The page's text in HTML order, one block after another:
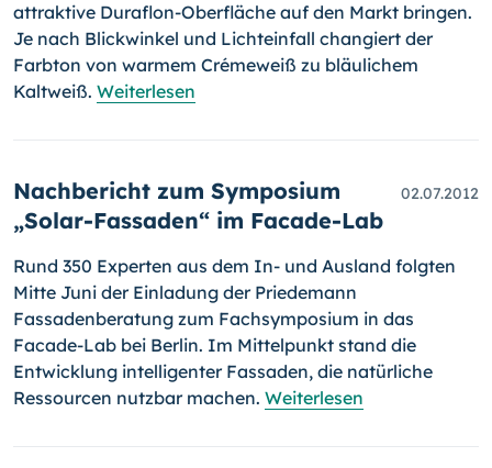
attraktive Duraflon-Oberfläche auf den Markt bringen.
Je nach Blickwinkel und Lichteinfall changiert der
Farbton von war­mem Crémeweiß zu bläulichem
Kaltweiß. Weiterlesen
Nachbericht zum Symposium
„Solar-Fassaden“ im Facade-Lab
02.07.2012
Rund 350 Experten aus dem In- und Ausland folgten
Mitte Juni der Einla­dung der Priedemann
Fassadenberatung zum Fachsymposium in das
Facade-Lab bei Berlin. Im Mittelpunkt stand die
Entwicklung intelligenter Fassaden, die natürliche
Ressourcen nutzbar machen. Weiterlesen